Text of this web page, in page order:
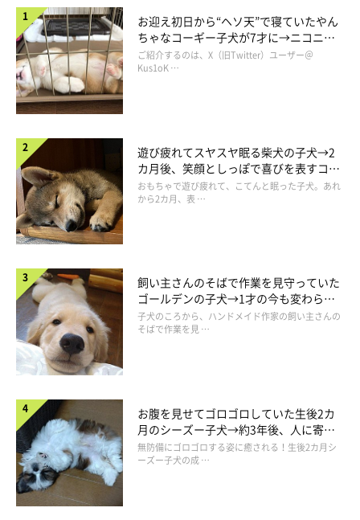
可愛い表情をするルナちゃん。
@luna20230414
そんなルナちゃんは“ツンデレっ子”に育ったそうで、その様子も
微笑ましいといいます。
お迎え初日から“ヘソ天”で寝ていたやん
ちゃなコーギー子犬が7才に→ニコニ
コ“コーギースマイル”が魅力のコに成
長！
ご紹介するのは、X（旧Twitter）ユーザー＠
Kus1oK …
遊び疲れてスヤスヤ眠る柴犬の子犬→2
カ月後、笑顔としっぽで喜びを表すコに
成長！
おもちゃで遊び疲れて、こてんと眠った子犬。あれ
から2カ月、表 …
飼い主さんのそばで作業を見守っていた
ゴールデンの子犬→1才の今も変わらな
い“見守り隊”の姿にほっこり
子犬のころから、ハンドメイド作家の飼い主さんの
そばで作業を見 …
お腹を見せてゴロゴロしていた生後2カ
月のシーズー子犬→約3年後、人に寄り
添う優しいコに成長した姿にほっこり
無防備にゴロゴロする姿に癒される！生後2カ月シ
ーズー子犬の成 …